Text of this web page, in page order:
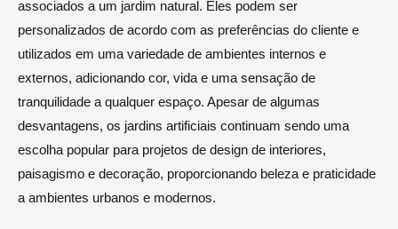
associados a um jardim natural. Eles podem ser
personalizados de acordo com as preferências do cliente e
utilizados em uma variedade de ambientes internos e
externos, adicionando cor, vida e uma sensação de
tranquilidade a qualquer espaço. Apesar de algumas
desvantagens, os jardins artificiais continuam sendo uma
escolha popular para projetos de design de interiores,
paisagismo e decoração, proporcionando beleza e praticidade
a ambientes urbanos e modernos.